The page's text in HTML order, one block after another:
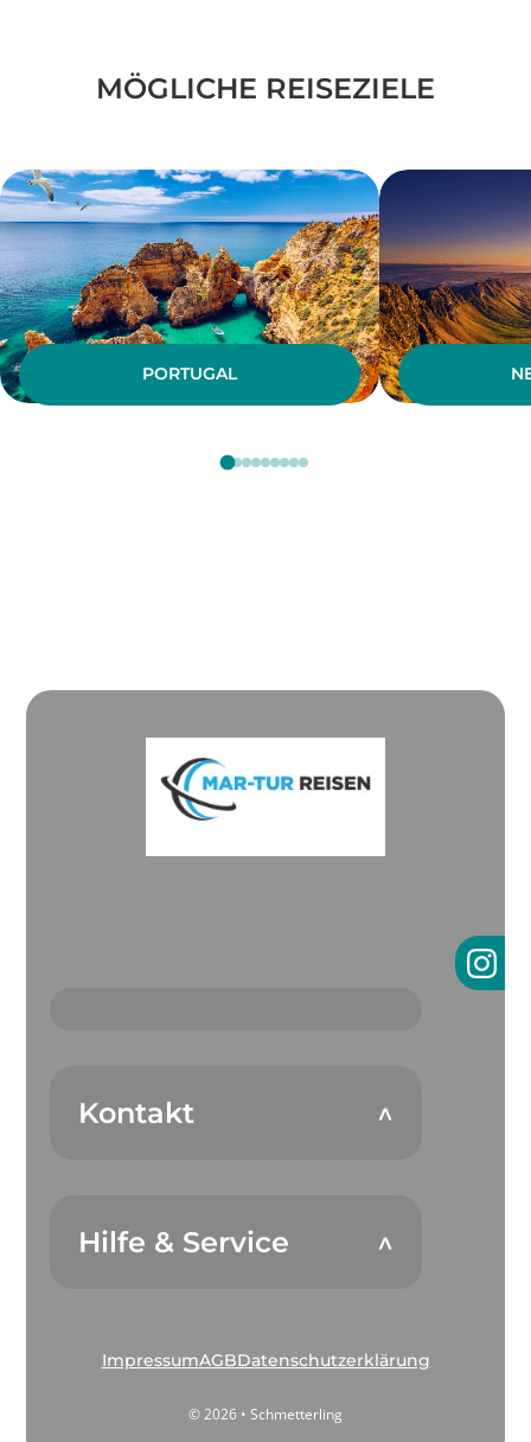
MÖGLICHE REISEZIELE
PORTUGAL
Kontakt
Hilfe & Service
ImpressumAGBDatenschutzerklärung
© 2026 • Schmetterling